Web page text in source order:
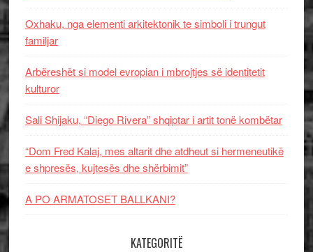
Oxhaku, nga elementi arkitektonik te simboli i trungut
familjar
Arbëreshët si model evropian i mbrojtjes së identitetit
kulturor
Sali Shijaku, “Diego Rivera” shqiptar i artit tonë kombëtar
“Dom Fred Kalaj, mes altarit dhe atdheut si hermeneutikë
e shpresës, kujtesës dhe shërbimit”
A PO ARMATOSET BALLKANI?
KATEGORITË